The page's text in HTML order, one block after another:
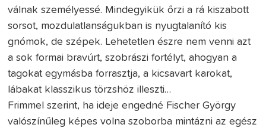
válnak személyessé. Mindegyikük őrzi a rá kiszabott
sorsot, mozdulatlanságukban is nyugtalanító kis
gnómok, de szépek. Lehetetlen észre nem venni azt
a sok formai bravúrt, szobrászi fortélyt, ahogyan a
tagokat egymásba forrasztja, a kicsavart karokat,
lábakat klasszikus törzshöz illeszti…
Frimmel szerint, ha ideje engedné Fischer György
valószínűleg képes volna szoborba mintázni az egész